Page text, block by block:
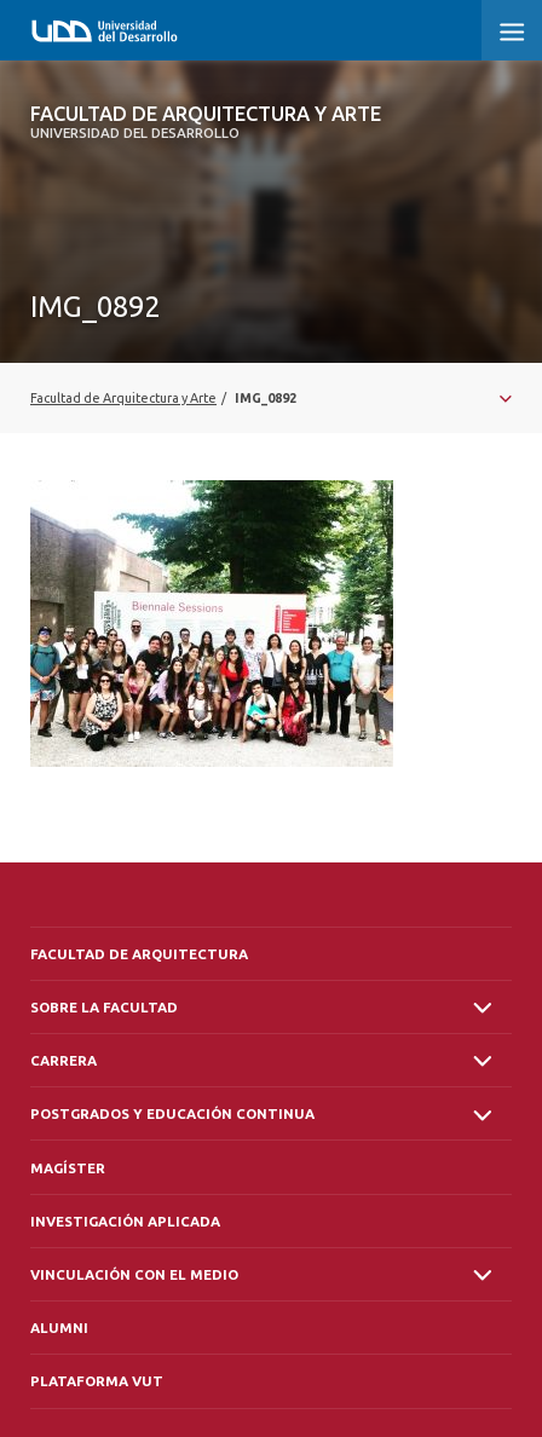
FACULTAD DE ARQUITECTURA Y ARTE
UNIVERSIDAD DEL DESARROLLO
FACULTAD DE ARQUITECTURA Y ARTE
VINCULACIÓN CON EL MEDIO
ALUMNI
PLATAFORMA VUT
IMG_0892
Facultad de Arquitectura y Arte / IMG_0892
FACULTAD DE ARQUITECTURA
SOBRE LA FACULTAD
CARRERA
POSTGRADOS Y EDUCACIÓN CONTINUA
MAGÍSTER
INVESTIGACIÓN APLICADA
VINCULACIÓN CON EL MEDIO
ALUMNI
PLATAFORMA VUT